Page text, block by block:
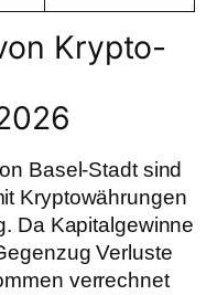
Krypto-
Basel-Stadt sind
Kryptowährungen
Da Kapitalgewinne
Verluste
verrechnet